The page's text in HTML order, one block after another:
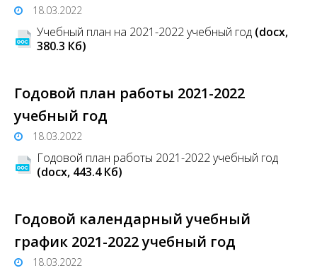
18.03.2022
Учебный план на 2021-2022 учебный год (docx,
380.3 Кб)
Годовой план работы 2021-2022
учебный год
18.03.2022
Годовой план работы 2021-2022 учебный год
(docx, 443.4 Кб)
Годовой календарный учебный
график 2021-2022 учебный год
18.03.2022